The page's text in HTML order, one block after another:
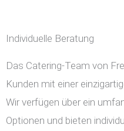
Individuelle Beratung
Das Catering-Team von
Kunden mit einer
Wir verfügen über ein
Optionen und bieten